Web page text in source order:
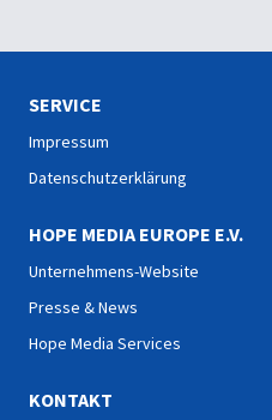
SERVICE
Impressum
Datenschutzerklärung
HOPE MEDIA EUROPE E.V.
Unternehmens-Website
Presse & News
Hope Media Services
KONTAKT